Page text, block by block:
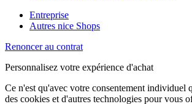
Entreprise
Autres nice Shops
Renoncer au contrat
Personnalisez votre expérience d'achat
Ce n'est qu'avec votre consentement individuel
des cookies et d'autres technologies pour vous